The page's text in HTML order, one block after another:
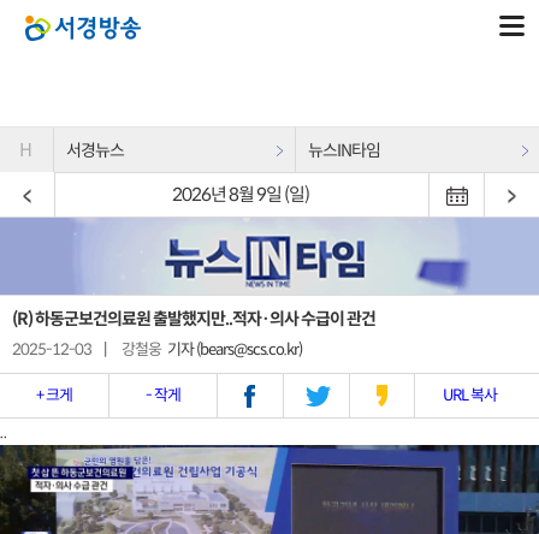
H 서경뉴스 뉴스IN타임
2026년 8월 9일 (일)
(R) 하동군보건의료원 출발했지만..적자·의사 수급이 관건
2025-12-03 강철웅 기자 (bears@scs.co.kr)
+ 크게 - 작게 URL 복사
..